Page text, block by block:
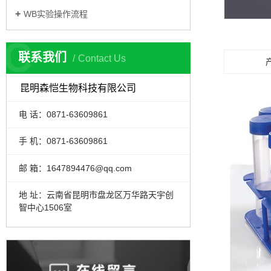
WB实验操作流程
联系我们 Contact Us
C
昆明森恺生物科技有限公司
电 话：0871-63609861
手 机：0871-63609861
邮 箱：1647894476@qq.com
地 址：云南省昆明市盘龙区万华路天宇创
智中心1506室